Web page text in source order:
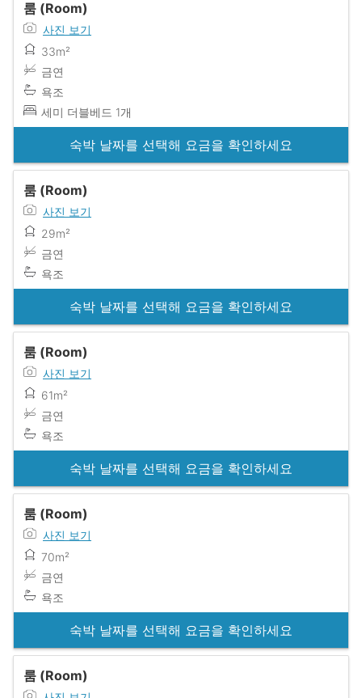
룸 (Room)
사진 보기
33m²
금연
욕조
세미 더블베드 1개
숙박 날짜를 선택해 요금을 확인하세요
룸 (Room)
사진 보기
29m²
금연
욕조
숙박 날짜를 선택해 요금을 확인하세요
룸 (Room)
사진 보기
61m²
금연
욕조
숙박 날짜를 선택해 요금을 확인하세요
룸 (Room)
사진 보기
70m²
금연
욕조
숙박 날짜를 선택해 요금을 확인하세요
룸 (Room)